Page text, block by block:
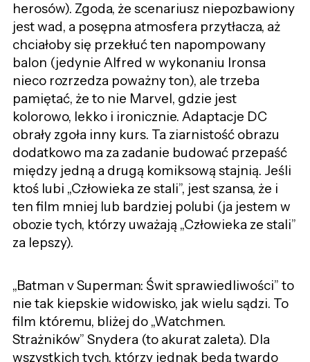
herosów). Zgoda, że scenariusz niepozbawiony
jest wad, a posępna atmosfera przytłacza, aż
chciałoby się przekłuć ten napompowany
balon (jedynie Alfred w wykonaniu Ironsa
nieco rozrzedza poważny ton), ale trzeba
pamiętać, że to nie Marvel, gdzie jest
kolorowo, lekko i ironicznie. Adaptacje DC
obrały zgoła inny kurs. Ta ziarnistość obrazu
dodatkowo ma za zadanie budować przepaść
między jedną a drugą komiksową stajnią. Jeśli
ktoś lubi „Człowieka ze stali”, jest szansa, że i
ten film mniej lub bardziej polubi (ja jestem w
obozie tych, którzy uważają „Człowieka ze stali”
za lepszy).
„Batman v Superman: Świt sprawiedliwości” to
nie tak kiepskie widowisko, jak wielu sądzi. To
film któremu, bliżej do „Watchmen.
Strażników” Snydera (to akurat zaleta). Dla
wszystkich tych, którzy jednak będą twardo